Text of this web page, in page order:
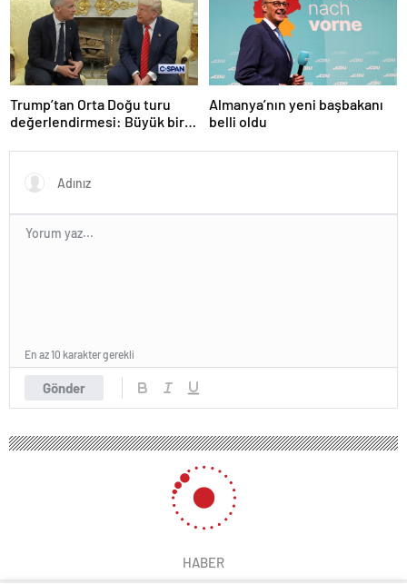
Trump’tan Orta Doğu turu
değerlendirmesi: Büyük bir
Almanya’nın yeni başbakanı
belli oldu
Gönder
En az 10 karakter gerekli
HABER